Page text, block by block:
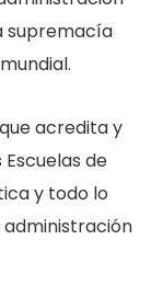
supremacía
acredita y
de
y todo lo